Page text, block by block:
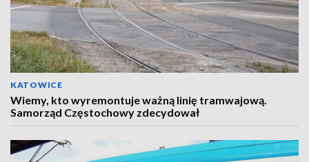
KATOWICE
Wiemy, kto wyremontuje ważną linię tramwajową.
Samorząd Częstochowy zdecydował